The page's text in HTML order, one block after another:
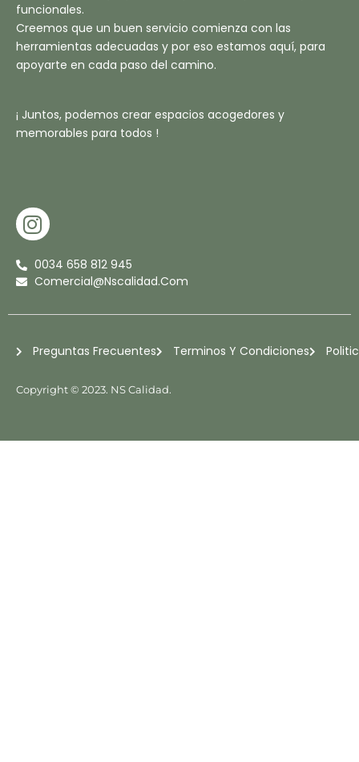
funcionales.
Creemos que un buen servicio comienza con las
herramientas adecuadas y por eso estamos aquí, para
apoyarte en cada paso del camino.
¡ Juntos, podemos crear espacios acogedores y
memorables para todos !
I
N
S
T
G
R
A
M
0034 658 812 945
Comercial@nscalidad.com
Copyright © 2023. NS Calidad.
Preguntas Frecuentes Terminos Y Condiciones